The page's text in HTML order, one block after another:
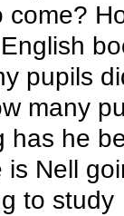
come?
pupils
many
has he
is Nell
to study